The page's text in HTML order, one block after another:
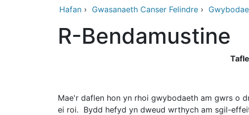
Hafan › Gwasanaeth Canser Felindre ›
R-Bendamustine
Mae'r daflen hon yn rhoi gwybodaeth am gwrs o
ei roi. Bydd hefyd yn dweud wrthych am sgil-